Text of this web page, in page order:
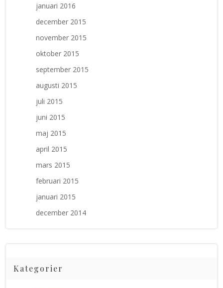
januari 2016
december 2015
november 2015
oktober 2015
september 2015
augusti 2015
juli 2015
juni 2015
maj 2015
april 2015
mars 2015
februari 2015
januari 2015
december 2014
Kategorier